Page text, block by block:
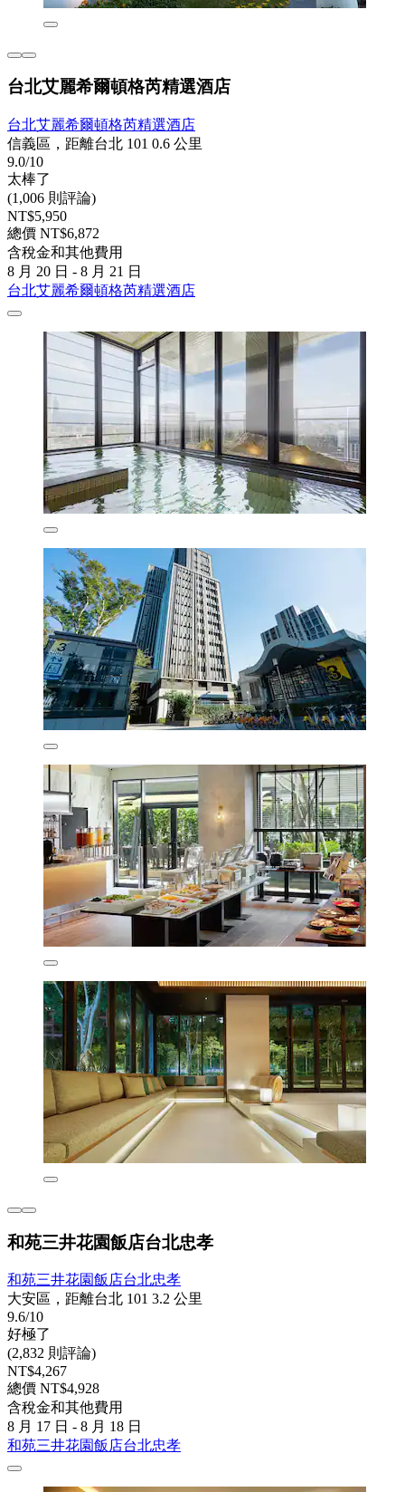
台北艾麗希爾頓格芮精選酒店
台北艾麗希爾頓格芮精選酒店
信義區，距離台北 101 0.6 公里
9.0/10
太棒了
(1,006 則評論)
NT$5,950
總價 NT$6,872
含稅金和其他費用
8 月 20 日 - 8 月 21 日
台北艾麗希爾頓格芮精選酒店
和苑三井花園飯店台北忠孝
和苑三井花園飯店台北忠孝
大安區，距離台北 101 3.2 公里
9.6/10
好極了
(2,832 則評論)
NT$4,267
總價 NT$4,928
含稅金和其他費用
8 月 17 日 - 8 月 18 日
和苑三井花園飯店台北忠孝